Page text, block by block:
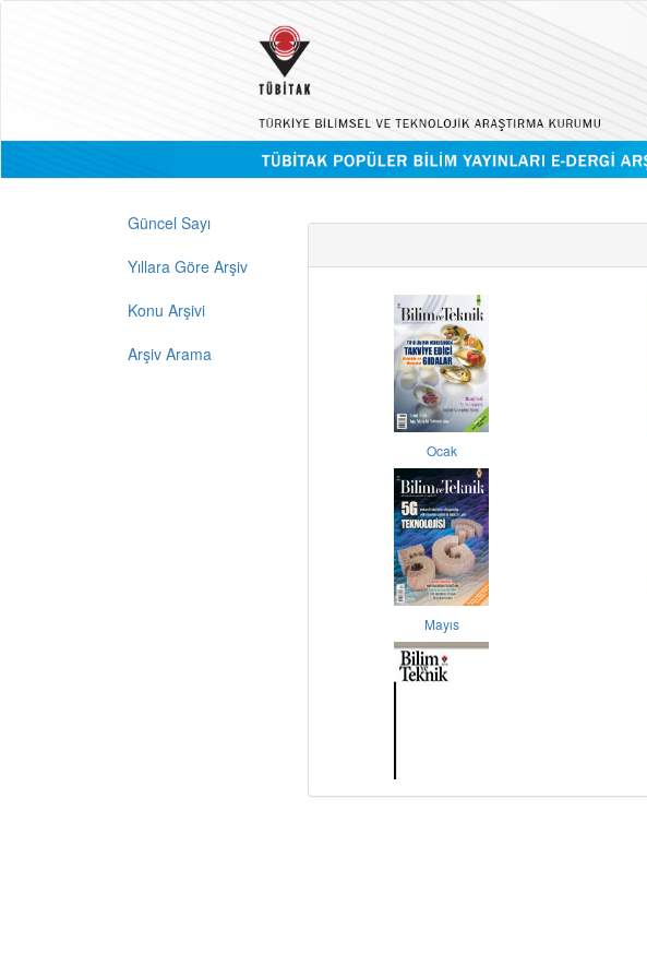
Güncel Sayı
Yıllara Göre Arşiv
Konu Arşivi
Arşiv Arama
Ocak
Mayıs